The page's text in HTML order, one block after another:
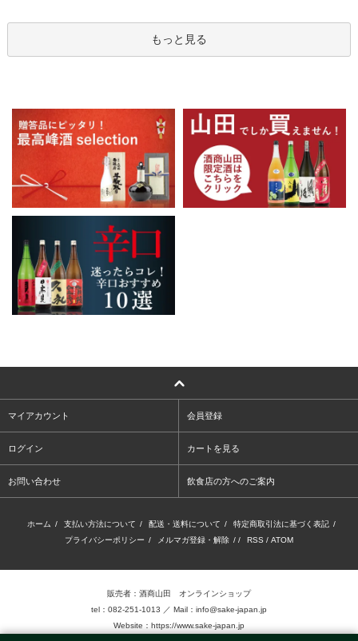
もっと見る
マイアカウント 会員登録
ログイン カートを見る
お問い合わせ 飲食店の方へのご案内
ホーム / 支払い方法について / 配送・送料について / 特定商取引法に基づく表記 /
プライバシーポリシー / メルマガ登録・解除 / / RSS / ATOM
販売者：酒商山田 オンラインショップ
tel：082-251-1013 ／ Mail：info@sake-japan.jp
Website： https://www.sake-japan.jp